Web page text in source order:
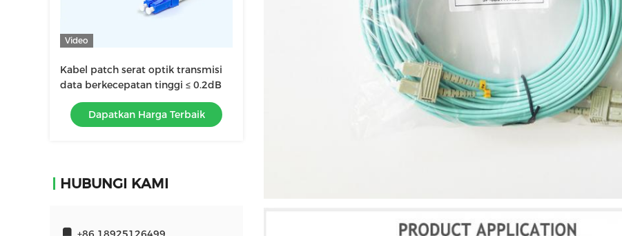
Video
Kabel patch serat optik transmisi
data berkecepatan tinggi ≤ 0.2dB
Dapatkan Harga Terbaik
HUBUNGI KAMI